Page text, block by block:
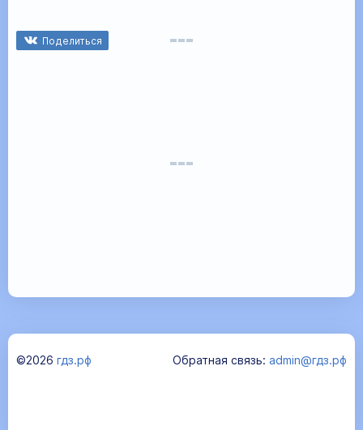
Поделиться
©2026 гдз.рф Обратная связь: admin@гдз.рф